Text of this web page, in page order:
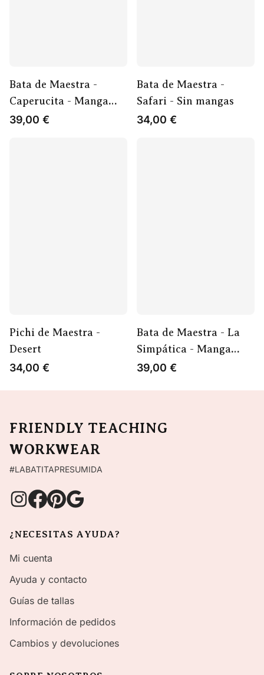
Bata de Maestra -
Caperucita - Manga
Larga
39,00 €
Bata de Maestra -
Safari - Sin mangas
34,00 €
Pichi de Maestra -
Desert
34,00 €
Bata de Maestra - La
Simpática - Manga
Larga
39,00 €
FRIENDLY TEACHING
WORKWEAR
#LABATITAPRESUMIDA
¿NECESITAS AYUDA?
Mi cuenta
Ayuda y contacto
Guías de tallas
Información de pedidos
Cambios y devoluciones